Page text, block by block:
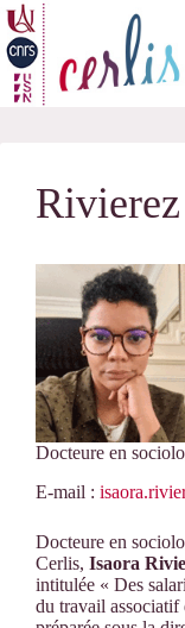
Passer
au
contenu
Docteure en
E-mail :
Docteure en
Cerlis, Isaora
intitulée « Des
du travail